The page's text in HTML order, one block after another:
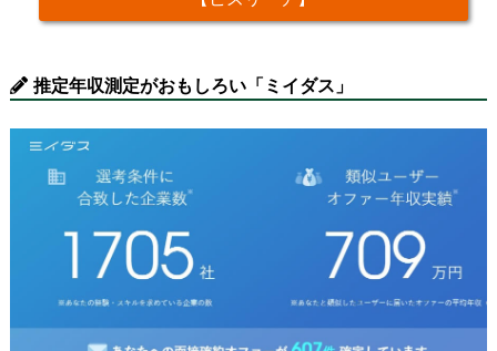
推定年収測定がおもしろい「ミイダス」